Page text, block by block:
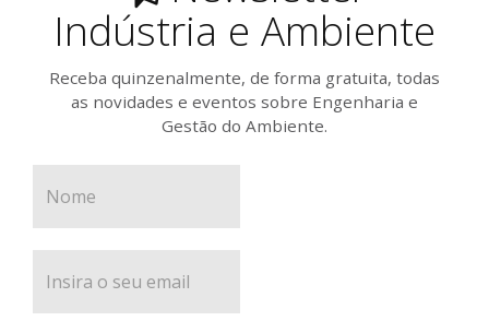
Indústria e Ambiente
Receba quinzenalmente, de forma gratuita, todas
as novidades e eventos sobre Engenharia e
Gestão do Ambiente.